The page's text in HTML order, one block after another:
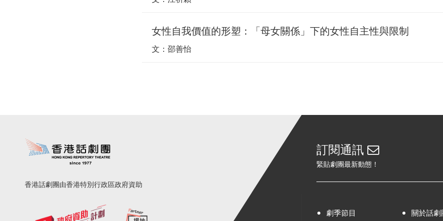
女性自我價值的形塑：「母女關係」下的女性自主性與限制
文：邵善怡
香港話劇團由香港特別行政區政府資助
訂閱通訊
緊貼劇團最新動態！
劇季節目 關於話劇